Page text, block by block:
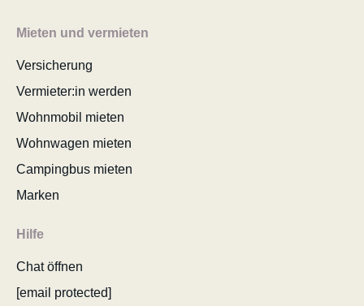
Mieten und vermieten
Versicherung
Vermieter:in werden
Wohnmobil mieten
Wohnwagen mieten
Campingbus mieten
Marken
Hilfe
Chat öffnen
[email protected]